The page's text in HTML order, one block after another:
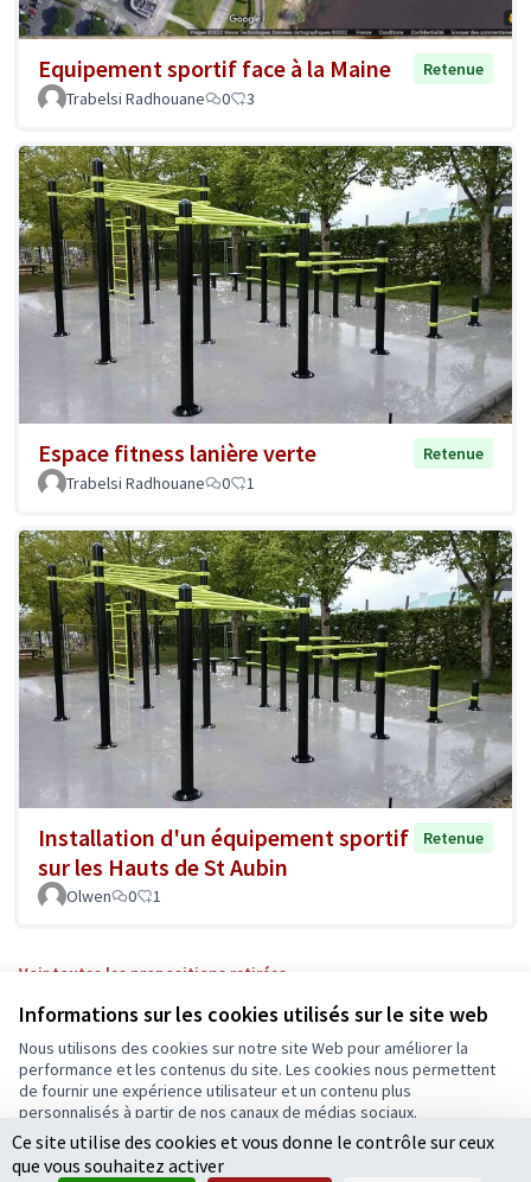
Informations sur les cookies utilisés sur le site web
Nous utilisons des cookies sur notre site Web pour améliorer la
performance et les contenus du site. Les cookies nous permettent
de fournir une expérience utilisateur et un contenu plus
personnalisés à partir de nos canaux de médias sociaux.
Tout accepter
Equipement sportif face à la Maine
Retenue
Trabelsi Radhouane
0 3
Espace fitness lanière verte
Retenue
Trabelsi Radhouane
0 1
Installation d'un équipement sportif
sur les Hauts de St Aubin
Retenue
Olwen 0 1
Voir toutes les propositions retirées
Conditions d'utilisation
Paramètres des cookies
Ecrivons Angers sur X
(Lien externe)
Ecrivons Angers sur Facebook
(Lien externe)
Ce site utilise des cookies et vous donne le contrôle sur ceux
que vous souhaitez activer